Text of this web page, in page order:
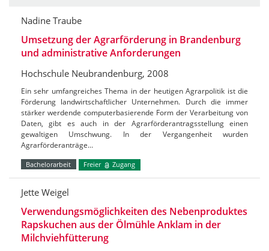
Nadine Traube
Umsetzung der Agrarförderung in Brandenburg
und administrative Anforderungen
Hochschule Neubrandenburg, 2008
Ein sehr umfangreiches Thema in der heutigen Agrarpolitik ist die
Förderung landwirtschaftlicher Unternehmen. Durch die immer
stärker werdende computerbasierende Form der Verarbeitung von
Daten, gibt es auch in der Agrarförderantragsstellung einen
gewaltigen Umschwung. In der Vergangenheit wurden
Agrarförderanträge…
Bachelorarbeit Freier Zugang
Jette Weigel
Verwendungsmöglichkeiten des Nebenproduktes
Rapskuchen aus der Ölmühle Anklam in der
Milchviehfütterung